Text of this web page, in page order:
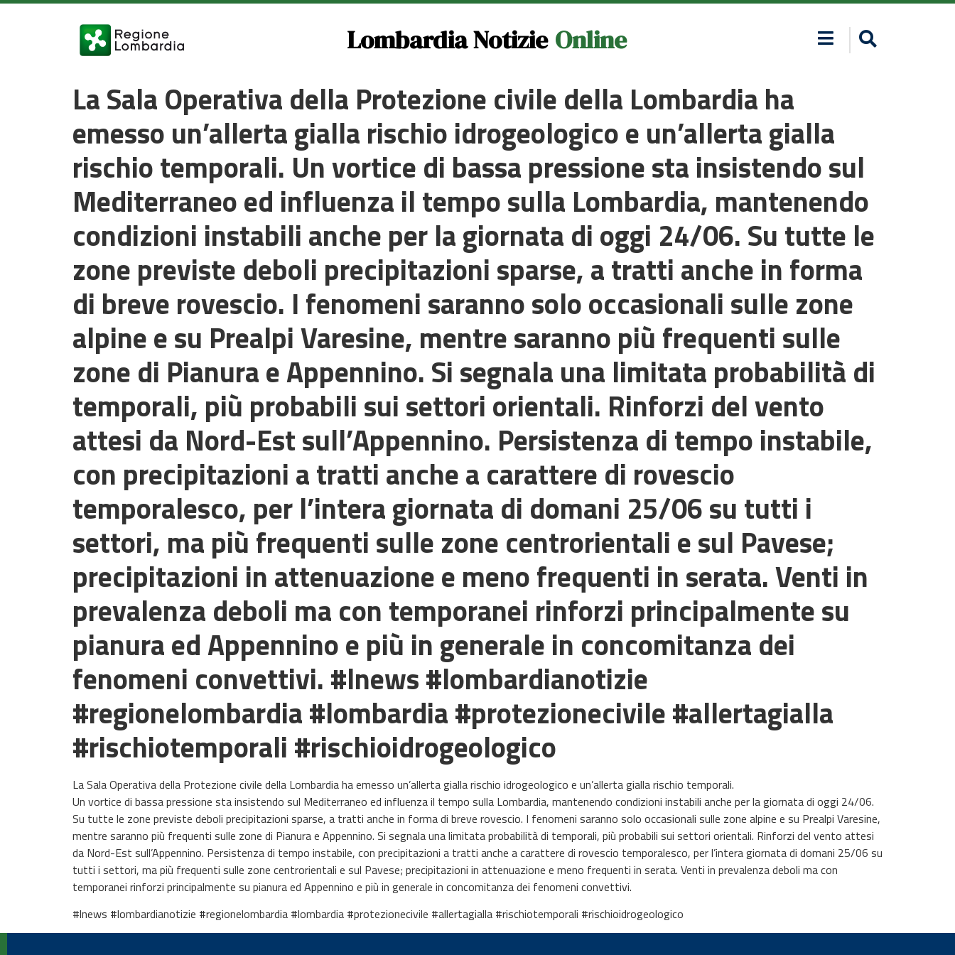
Lombardia Notizie Online
La Sala Operativa della Protezione civile della Lombardia ha
emesso un’allerta gialla rischio idrogeologico e un’allerta gialla
rischio temporali. Un vortice di bassa pressione sta insistendo sul
Mediterraneo ed influenza il tempo sulla Lombardia, mantenendo
condizioni instabili anche per la giornata di oggi 24/06. Su tutte le
zone previste deboli precipitazioni sparse, a tratti anche in forma
di breve rovescio. I fenomeni saranno solo occasionali sulle zone
alpine e su Prealpi Varesine, mentre saranno più frequenti sulle
zone di Pianura e Appennino. Si segnala una limitata probabilità di
temporali, più probabili sui settori orientali. Rinforzi del vento
attesi da Nord-Est sull’Appennino. Persistenza di tempo instabile,
con precipitazioni a tratti anche a carattere di rovescio
temporalesco, per l’intera giornata di domani 25/06 su tutti i
settori, ma più frequenti sulle zone centrorientali e sul Pavese;
precipitazioni in attenuazione e meno frequenti in serata. Venti in
prevalenza deboli ma con temporanei rinforzi principalmente su
pianura ed Appennino e più in generale in concomitanza dei
fenomeni convettivi. #lnews #lombardianotizie
#regionelombardia #lombardia #protezionecivile #allertagialla
#rischiotemporali #rischioidrogeologico
La Sala Operativa della Protezione civile della Lombardia ha emesso un’allerta gialla rischio idrogeologico e un’allerta gialla rischio temporali.
Un vortice di bassa pressione sta insistendo sul Mediterraneo ed influenza il tempo sulla Lombardia, mantenendo condizioni instabili anche per la giornata di oggi 24/06.
Su tutte le zone previste deboli precipitazioni sparse, a tratti anche in forma di breve rovescio. I fenomeni saranno solo occasionali sulle zone alpine e su Prealpi Varesine,
mentre saranno più frequenti sulle zone di Pianura e Appennino. Si segnala una limitata probabilità di temporali, più probabili sui settori orientali. Rinforzi del vento attesi
da Nord-Est sull’Appennino. Persistenza di tempo instabile, con precipitazioni a tratti anche a carattere di rovescio temporalesco, per l’intera giornata di domani 25/06 su
tutti i settori, ma più frequenti sulle zone centrorientali e sul Pavese; precipitazioni in attenuazione e meno frequenti in serata. Venti in prevalenza deboli ma con
temporanei rinforzi principalmente su pianura ed Appennino e più in generale in concomitanza dei fenomeni convettivi.
#lnews #lombardianotizie #regionelombardia #lombardia #protezionecivile #allertagialla #rischiotemporali #rischioidrogeologico